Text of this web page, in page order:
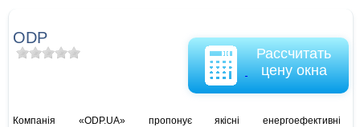
ODP
Рассчитать
цену окна
Компанія «ODP.UA» пропонує якісні енергоефективні